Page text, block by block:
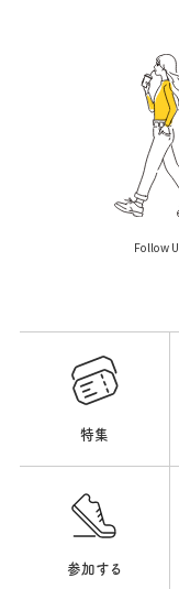
Follow
特集
参加する